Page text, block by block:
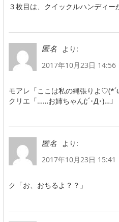
３枚目は、クイックルハンディー
匿名
より:
2017年10月23日 14:56
モアレ「ここは私の縄張りよ
クリエ「……お姉ちゃん(;´･Д･)…」
匿名
より:
2017年10月23日 15:41
ク「お、おちるよ？？」